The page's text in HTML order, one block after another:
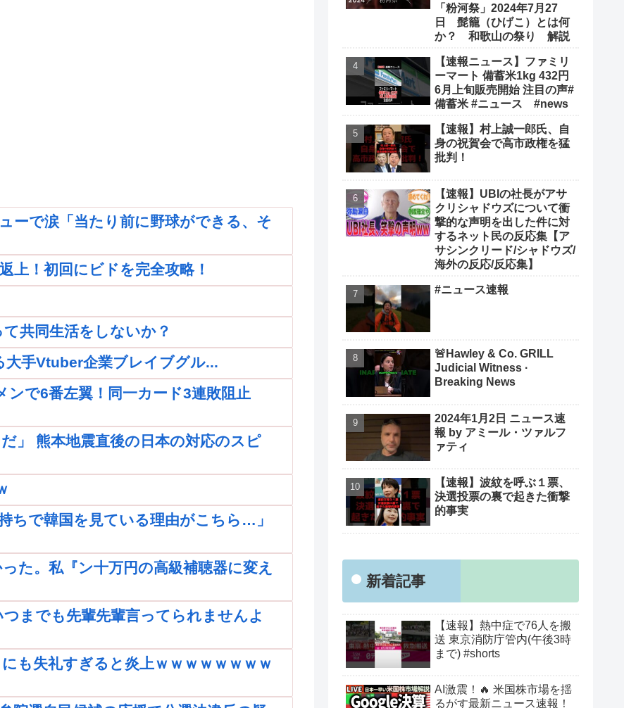
ーで涙「当たり前に野球ができる、そ
上！初回にビドを完全攻略！
共同生活をしないか？
手Vtuber企業ブレイブグル...
ンで6番左翼！同一カード3連敗阻止
」 熊本地震直後の日本の対応のスピ
ちで韓国を見ている理由がこちら…」
た。私『ン十万円の高級補聴器に変え
までも先輩先輩言ってられませんよ
も失礼すぎると炎上ｗｗｗｗｗｗｗｗ
「粉河祭」2024年7月27
日 髭籠（ひげこ）とは何
か？ 和歌山の祭り 解説
【速報ニュース】ファミリ
ーマート 備蓄米1kg 432円
6月上旬販売開始 注目の声#
備蓄米 #ニュース #news
【速報】村上誠一郎氏、自
身の祝賀会で高市政権を猛
批判！
【速報】UBIの社長がアサ
クリシャドウズについて衝
撃的な声明を出した件に対
するネット民の反応集【ア
サシンクリード/シャドウズ/
海外の反応/反応集】
#ニュース速報
🚨Hawley & Co. GRILL
Judicial Witness ·
Breaking News
2024年1月2日 ニュース速
報 by アミール・ツァルフ
ァティ
【速報】波紋を呼ぶ１票、
決選投票の裏で起きた衝撃
的事実
新着記事
【速報】熱中症で76人を搬
送 東京消防庁管内(午後3時
まで) #shorts
AI激震！🔥 米国株市場を揺
るがす最新ニュース速報！